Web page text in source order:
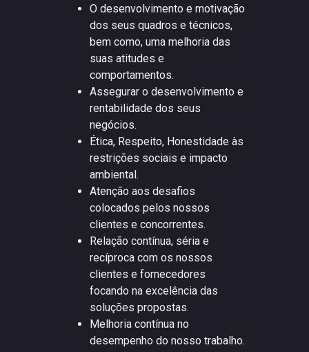
O desenvolvimento e motivação
dos seus quadros e técnicos,
bem como, uma melhoria das
suas atitudes e
comportamentos.
Assegurar o desenvolvimento e
rentabilidade dos seus
negócios.
Ética, Respeito, Honestidade às
restrições sociais e impacto
ambiental.
Atenção aos desafios
colocados pelos nossos
clientes e concorrentes.
Relação contínua, séria e
recíproca com os nossos
clientes e fornecedores
focando na excelência das
soluções propostas.
Melhoria contínua no
desempenho do nosso trabalho.